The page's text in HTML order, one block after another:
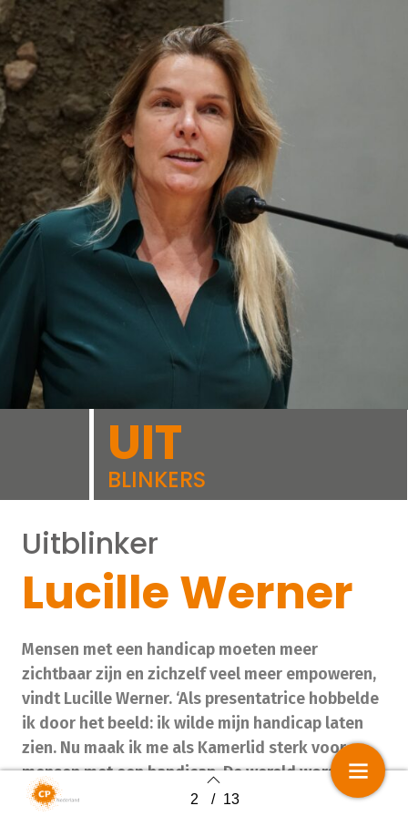
Back to index 2 / 13
UIT
BLINKERS
Uitblinker
Lucille Werner
Mensen met een handicap moeten meer
zichtbaar zijn en zichzelf veel meer empoweren,
vindt Lucille Werner. ‘Als presentatrice hobbelde
ik door het beeld: ik wilde mijn handicap laten
zien. Nu maak ik me als Kamerlid sterk voor
mensen met een handicap. De wereld wordt
zoveel rijker als iedereen kan meedoen.’